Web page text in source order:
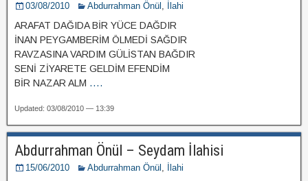
03/08/2010 Abdurrahman Önül , İlahi
ARAFAT DAĞIDA BİR YÜCE DAĞDIR
İNAN PEYGAMBERİM ÖLMEDİ SAĞDIR
RAVZASINA VARDIM GÜLİSTAN BAĞDIR
SENİ ZİYARETE GELDİM EFENDİM
BİR NAZAR ALM ....
Updated: 03/08/2010 — 13:39
Abdurrahman Önül – Seydam İlahisi
15/06/2010 Abdurrahman Önül , İlahi